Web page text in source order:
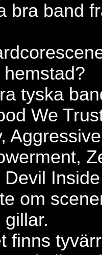
bra band
tyska
We
Devil
om
finns